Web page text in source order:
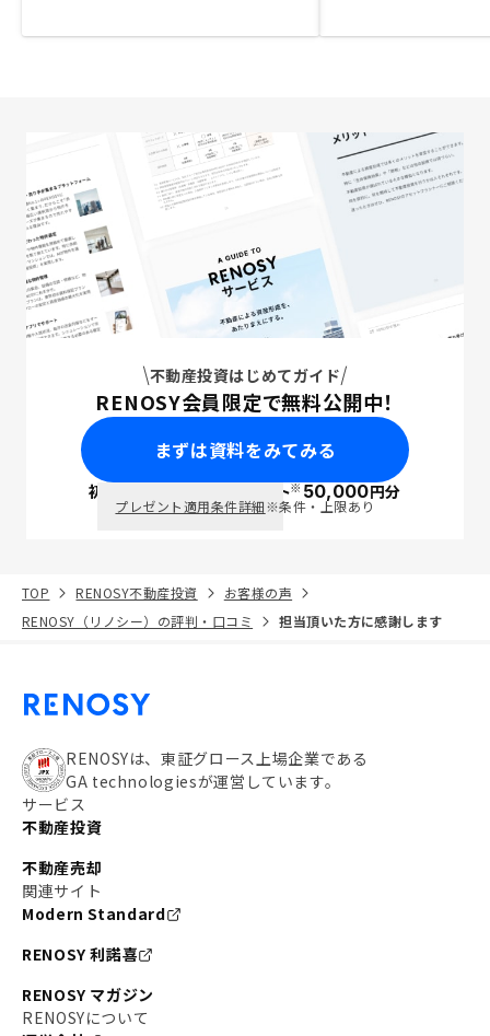
不動産投資はじめてガイド
RENOSY会員限定で無料公開中！
まずは資料をみてみる
初回面談で ポイント※50,000円分
プレゼント適用条件詳細※条件・上限あり
TOP RENOSY不動産投資
お客様の声
RENOSY（リノシー）の評判・口コミ
担当頂いた方に感謝します
RENOSYは、東証グロース上場企業である
GA technologiesが運営しています。
サービス
不動産投資
不動産売却
関連サイト
Modern Standard
RENOSY 利諾喜
RENOSY マガジン
RENOSYについて